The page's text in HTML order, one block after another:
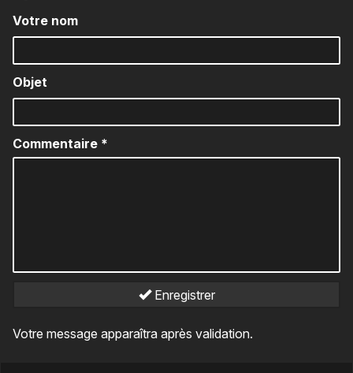
Votre nom
Objet
Commentaire *
Enregistrer
Votre message apparaîtra après validation.